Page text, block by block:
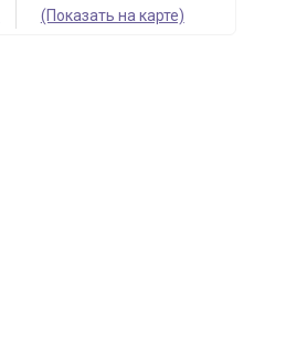
(Показать на карте)